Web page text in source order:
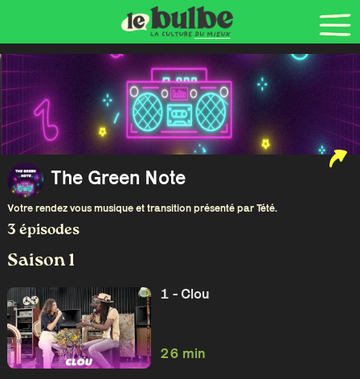
The Green Note
Votre rendez vous musique et transition présenté par Tété.
3 épisodes
Saison 1
1 - Clou
26 min